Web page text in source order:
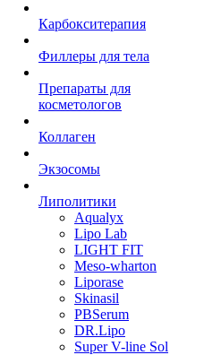
Карбокситерапия
Филлеры для тела
Препараты для
косметологов
Коллаген
Экзосомы
Липолитики
Aqualyx
Lipo Lab
LIGHT FIT
Meso-wharton
Liporase
Skinasil
PBSerum
DR.Lipo
Super V-line Sol